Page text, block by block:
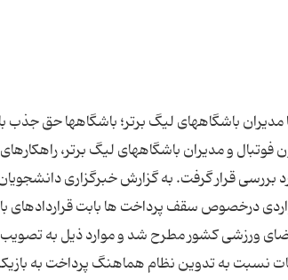
باشگاههای لیگ برتر؛ باشگاهها حق
و مدیران باشگاههای لیگ برتر،
بررسی قرار گرفت. به گزارش خبرگزاری
درخصوص سقف پرداخت ها بابت قراردادهای